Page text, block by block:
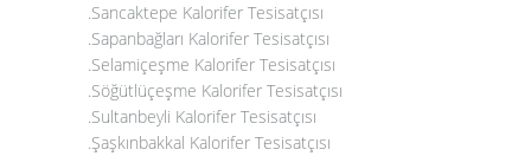
.Sancaktepe Kalorifer Tesisatçısı
.Sapanbağları Kalorifer Tesisatçısı
.Selamiçeşme Kalorifer Tesisatçısı
.Söğütlüçeşme Kalorifer Tesisatçısı
.Sultanbeyli Kalorifer Tesisatçısı
.Şaşkınbakkal Kalorifer Tesisatçısı